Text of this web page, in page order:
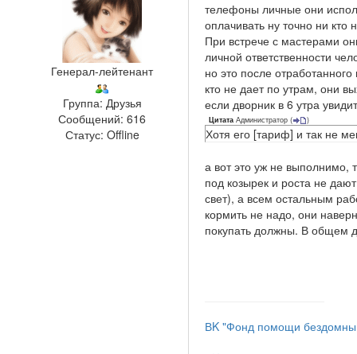
Генерал-лейтенант
Группа: Друзья
Сообщений: 616
Статус: Offline
телефоны личные они
оплачивать ну точно ни кто
При встрече с мастерами
личной ответственности
но это после
кто не дает по утрам, они
если дворник в 6 утра
Цитата Администратор ( )
Хотя его [тариф] и так не
а вот это уж не выполнимо,
под козырек и роста не
свет), а всем остальным
кормить не надо, они
покупать должны. В общем
ВK "Фонд помощи